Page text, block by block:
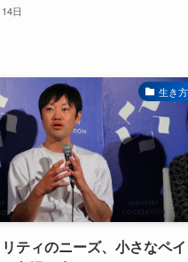
日
生き方
ティのニーズ、小さなペ